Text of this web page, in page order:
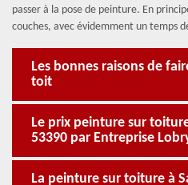
passer à la pose de peinture. En
couches, avec évidemment un temps
Les bonnes raisons de
toit
Le prix peinture sur
53390 par Entreprise
La peinture sur toiture à